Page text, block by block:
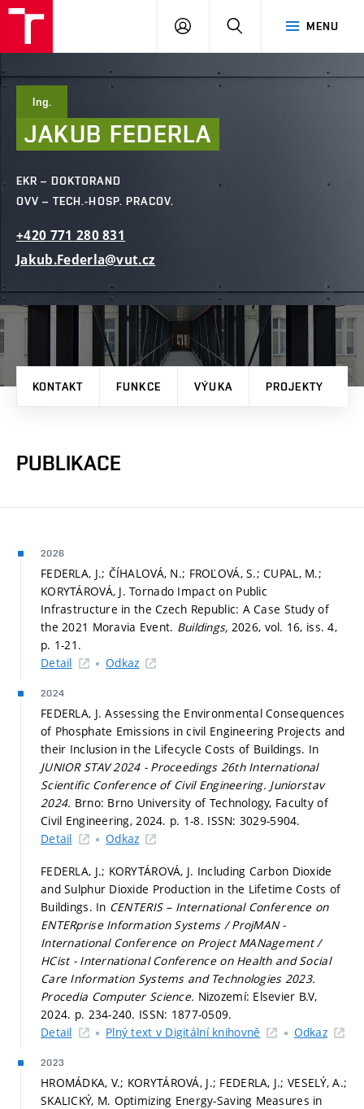
Brno
MENU
PŘIHLÁSIT
Ing.
JAKUB FEDERLA
EKR – DOKTORAND
OVV – TECH.-HOSP. PRACOV.
+420 771 280831
Jakub.Federla@vut.cz
KONTAKT FUNKCE VÝUKA PROJEKTY
PUBLIKACE
2026
FEDERLA, J.; ČÍHALOVÁ, N.; FROĽOVÁ, S.; CUPAL, M.;
KORYTÁROVÁ, J. Tornado Impact on Public
Infrastructure in the Czech Republic: A Case Study of
the 2021 Moravia Event. Buildings, 2026, vol. 16, iss. 4,
p. 1-21.
Detail
Odkaz
2024
FEDERLA, J. Assessing the Environmental Consequences
of Phosphate Emissions in civil Engineering Projects and
their Inclusion in the Lifecycle Costs of Buildings. In
JUNIOR STAV 2024 - Proceedings 26th International
Scientific Conference of Civil Engineering. Juniorstav
2024. Brno: Brno University of Technology, Faculty of
Civil Engineering, 2024. p. 1-8. ISSN: 3029-5904.
Detail
Odkaz
FEDERLA, J.; KORYTÁROVÁ, J. Including Carbon Dioxide
and Sulphur Dioxide Production in the Lifetime Costs of
Buildings. In CENTERIS – International Conference on
ENTERprise Information Systems / ProjMAN -
International Conference on Project MANagement /
HCist - International Conference on Health and Social
Care Information Systems and Technologies 2023.
Procedia Computer Science. Nizozemí: Elsevier B.V,
2024. p. 234-240. ISSN: 1877-0509.
Detail
Plný text v Digitální knihovně Odkaz
2023
HROMÁDKA, V.; KORYTÁROVÁ, J.; FEDERLA, J.; VESELÝ, A.;
SKALICKÝ, M. Optimizing Energy-Saving Measures in